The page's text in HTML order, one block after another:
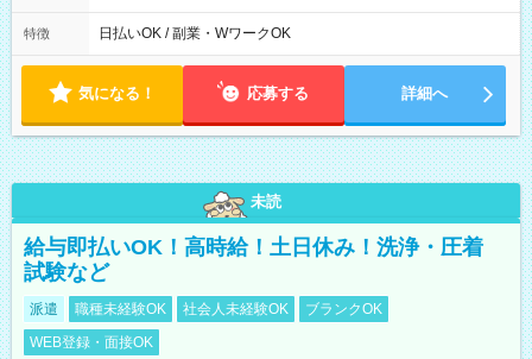
00
特徴 日払いOK / 副業・WワークOK
気になる！ 応募する 詳細へ
未読
給与即払いOK！高時給！土日休み！洗浄・圧着
試験など
派遣 職種未経験OK 社会人未経験OK
ブランクOK
WEB登録・面接OK